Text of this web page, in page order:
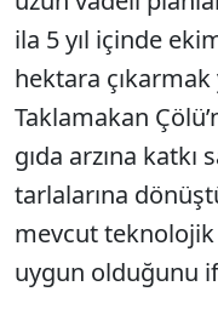
ila 5 yıl içinde
hektara çıkarmak
Taklamakan
gıda arzına katkı
tarlalarına
mevcut teknolojik
uygun olduğunu